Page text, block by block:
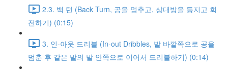
2.3. 백 턴 (Back Turn, 공을 멈추고, 상대방을 등지고 회
전하기) (0:15)
3. 인-아웃 드리블 (In-out Dribbles, 발 바깥쪽으로 공을
멈춘 후 같은 발의 발 안쪽으로 이어서 드리블하기) (0:14)